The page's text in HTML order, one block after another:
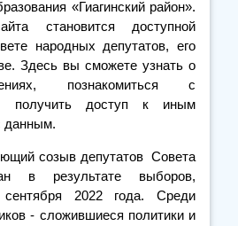
«Гиагинский район».
становится доступной
народных депутатов, его
Здесь вы сможете узнать о
познакомиться с
получить доступ к иным
данным.
созыв депутатов Совета
в результате выборов,
2022 года. Среди
- сложившиеся политики и